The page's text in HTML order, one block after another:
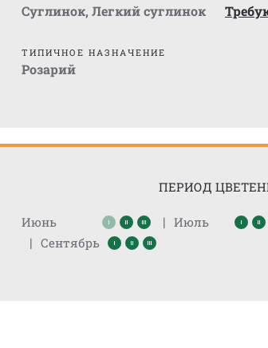
Суглинок, Легкий суглинок
ТИПИЧНОЕ НАЗНАЧЕНИЕ
Розарий
ПЕРИОД
Июнь | Июль
| Сентябрь